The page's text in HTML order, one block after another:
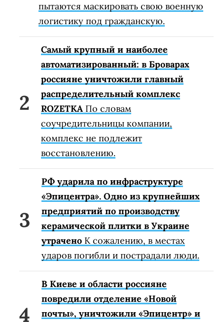
пытаются маскировать свою военную
логистику под гражданскую.
Самый крупный и наиболее
автоматизированный: в Броварах
россияне уничтожили главный
распределительный комплекс
ROZETKA По словам
соучредительницы компании,
комплекс не подлежит
восстановлению.
РФ ударила по инфраструктуре
«Эпицентра». Одно из крупнейших
предприятий по производству
керамической плитки в Украине
утрачено К сожалению, в местах
ударов погибли и пострадали люди.
В Киеве и области россияне
повредили отделение «Новой
почты», уничтожили «Эпицентр» и